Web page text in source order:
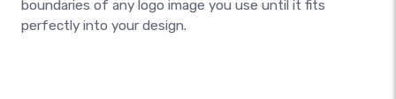
boundaries of any logo image you use until it fits
perfectly into your design.